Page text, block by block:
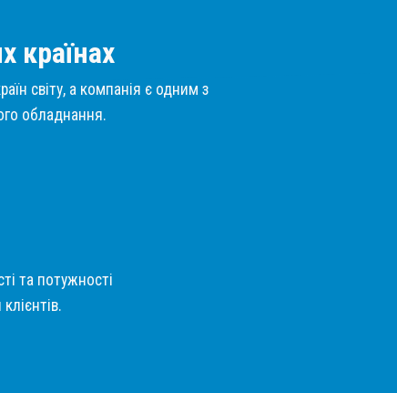
країнах
світу, а компанія є одним з
обладнання.
та потужності